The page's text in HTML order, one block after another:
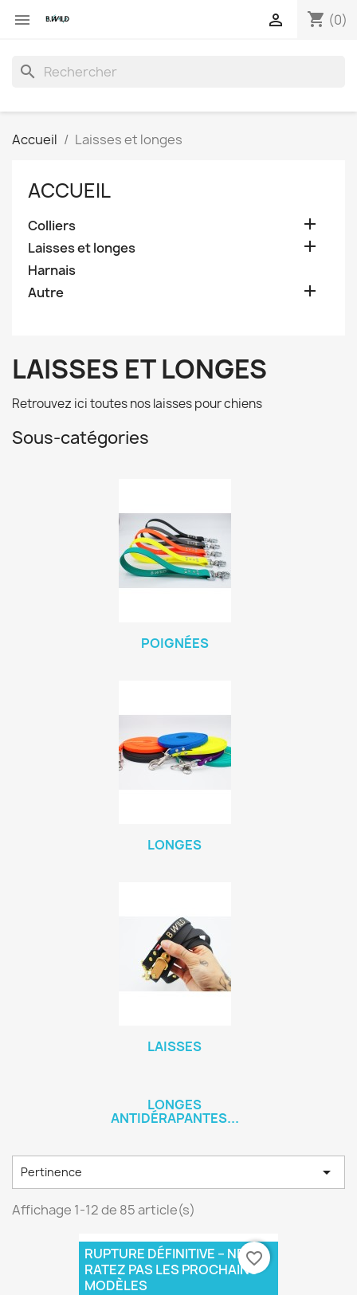
 shopping_cart (0)

search
Accueil Laisses et longes
ACCUEIL
Colliers 
Laisses et longes 
Harnais
Autre

LAISSES ET LONGES
Retrouvez ici toutes nos laisses pour chiens
Sous-catégories
POIGNÉES
LONGES
LAISSES
LONGES
ANTIDÉRAPANTES...
Pertinence 
Affichage 1-12 de 85 article(s)
RUPTURE DÉFINITIVE – NE
RATEZ PAS LES PROCHAINS
MODÈLES
favorite_border